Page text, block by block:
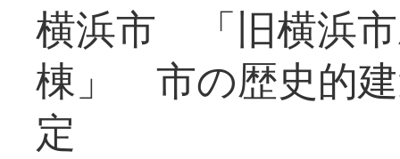
横浜市 「旧横浜
棟」 市の歴史的
定